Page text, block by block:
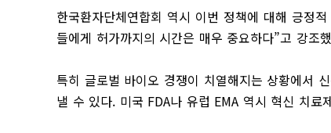
한국환자단체연합회 역시 이번 정책에 대해 긍정
들에게 허가까지의 시간은 매우 중요하다”고 강조
특히 글로벌 바이오 경쟁이 치열해지는 상황에서
낼 수 있다. 미국 FDA나 유럽 EMA 역시 혁신 치